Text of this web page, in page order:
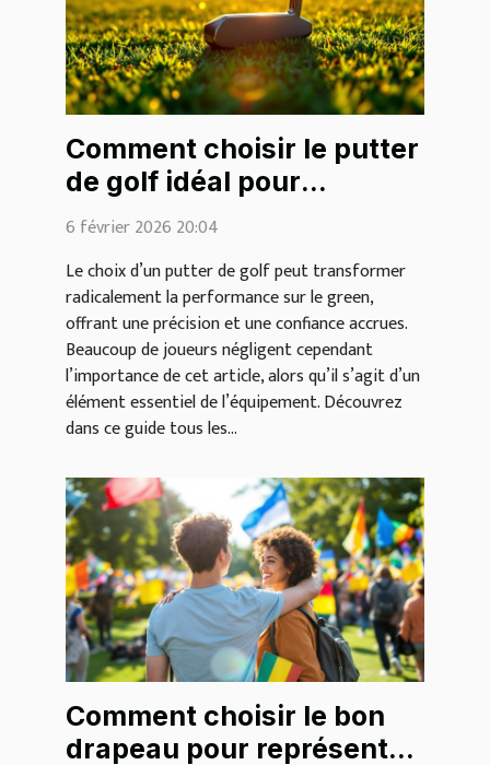
Comment choisir le putter
de golf idéal pour
améliorer votre jeu ?
6 février 2026 20:04
Le choix d’un putter de golf peut transformer
radicalement la performance sur le green,
offrant une précision et une confiance accrues.
Beaucoup de joueurs négligent cependant
l’importance de cet article, alors qu’il s’agit d’un
élément essentiel de l’équipement. Découvrez
dans ce guide tous les...
Comment choisir le bon
drapeau pour représenter